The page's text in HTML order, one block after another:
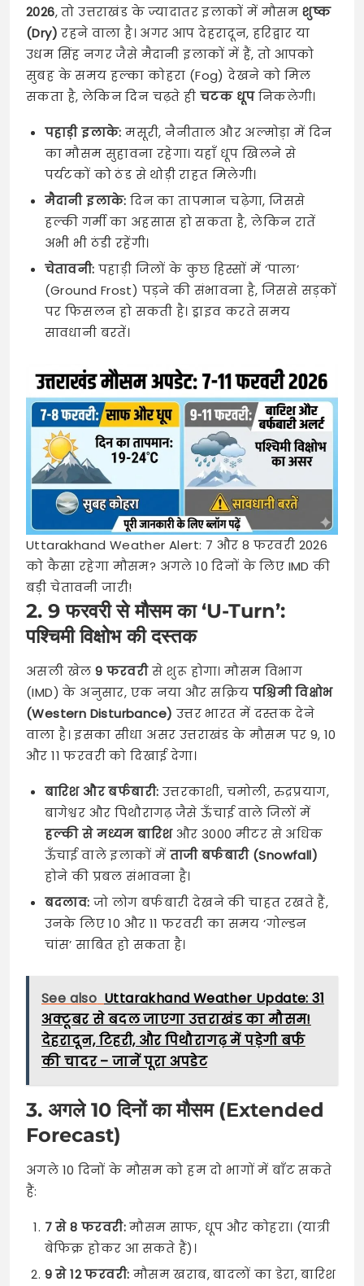
2026, तो उत्तराखंड के ज्यादातर इलाकों में मौसम शुष्क
(Dry) रहने वाला है। अगर आप देहरादून, हरिद्वार या
उधम सिंह नगर जैसे मैदानी इलाकों में हैं, तो आपको
सुबह के समय हल्का कोहरा (Fog) देखने को मिल
सकता है, लेकिन दिन चढ़ते ही चटक धूपनिकलेगी।
पहाड़ी इलाके: मसूरी, नैनीताल और अल्मोड़ा में दिन
का मौसम सुहावना रहेगा। यहाँ धूप खिलने से
पर्यटकों को ठंड से थोड़ी राहत मिलेगी।
मैदानी इलाके: दिन का तापमान चढ़ेगा, जिससे
हल्की गर्मी का अहसास हो सकता है, लेकिन रातें
अभी भी ठंडी रहेंगी।
चेतावनी: पहाड़ी जिलों के कुछ हिस्सों में ‘पाला’
(Ground Frost) पड़ने की संभावना है, जिससे सड़कों
पर फिसलन हो सकती है। ड्राइव करते समय
सावधानी बरतें।
Uttarakhand Weather Alert: 7 और 8 फरवरी 2026
को कैसा रहेगा मौसम? अगले 10 दिनों के लिए IMD की
बड़ी चेतावनी जारी!
2. 9 फरवरी से मौसम का ‘U-Turn’:
पश्चिमी विक्षोभ की दस्तक
असली खेल 9 फरवरीसे शुरू होगा। मौसम विभाग
(IMD) के अनुसार, एक नया और सक्रिय पश्चिमी विक्षोभ
(Western Disturbance) उत्तर भारत में दस्तक देने
वाला है। इसका सीधा असर उत्तराखंड के मौसम पर 9, 10
और 11 फरवरी को दिखाई देगा।
बारिश और बर्फबारी: उत्तरकाशी, चमोली, रुद्रप्रयाग,
बागेश्वर और पिथौरागढ़ जैसे ऊँचाई वाले जिलों में
हल्की से मध्यम बारिशऔर 3000 मीटर से अधिक
ऊँचाई वाले इलाकों में ताजी बर्फबारी (Snowfall)
होने की प्रबल संभावना है।
बदलाव: जो लोग बर्फबारी देखने की चाहत रखते हैं,
उनके लिए 10 और 11 फरवरी का समय ‘गोल्डन
चांस’ साबित हो सकता है।
See also Uttarakhand Weather Update: 31
अक्टूबर से बदल जाएगा उत्तराखंड का मौसम!
देहरादून, टिहरी, और पिथौरागढ़ में पड़ेगी बर्फ
की चादर – जानें पूरा अपडेट
3. अगले 10 दिनों का मौसम (Extended
Forecast)
अगले 10 दिनों के मौसम को हम दो भागों में बाँट सकते
हैं:
7 से 8 फरवरी:मौसम साफ, धूप और कोहरा। (यात्री
बेफिक्र होकर आ सकते हैं)।
9 से 12 फरवरी: मौसम खराब, बादलों का डेरा, बारिश